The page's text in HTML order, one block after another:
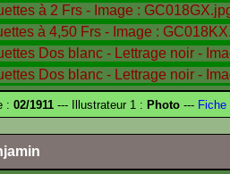
: 02/1911 --- Illustrateur 1 : Photo --- Fiche